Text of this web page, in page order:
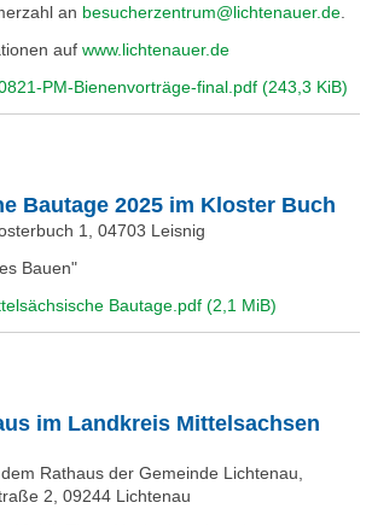
an besucherzentrum@lichtenauer.de
auf www.lichtenauer.de
PM-Bienenvorträge-final.pdf (243,3 KiB)
Bautage 2025 im Kloster Buch
1, 04703 Leisnig
Bauen"
Bautage.pdf (2,1 MiB)
im Landkreis Mittelsachsen
Rathaus der Gemeinde Lichtenau,
2, 09244 Lichtenau